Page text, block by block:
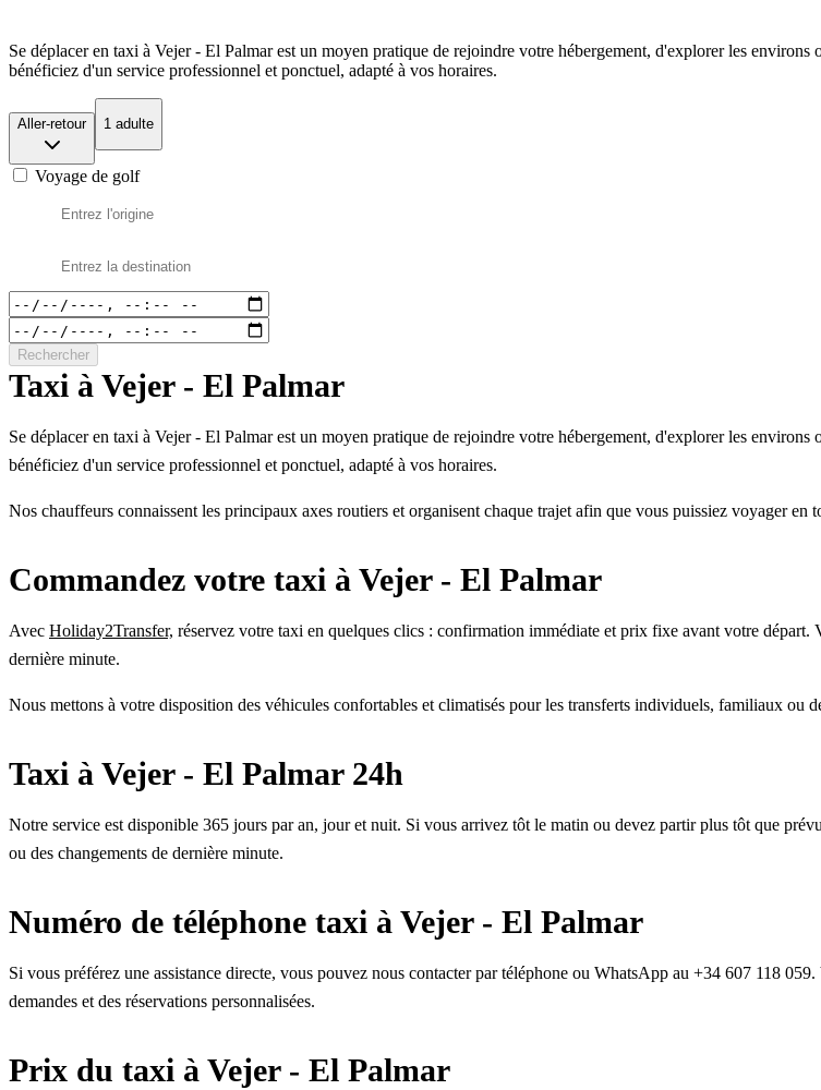
Se déplacer en taxi à Vejer - El Palmar est un moyen pratique de rejoindre votre hébergement, d'explorer les
bénéficiez d'un service professionnel et ponctuel, adapté à vos horaires.
Aller-retour 1 adulte
Voyage de golf
Rechercher
Taxi à Vejer - El Palmar
Se déplacer en taxi à Vejer - El Palmar est un moyen pratique de rejoindre votre hébergement, d'explorer les environs
bénéficiez d'un service professionnel et ponctuel, adapté à vos horaires.
Nos chauffeurs connaissent les principaux axes routiers et organisent chaque trajet afin que vous puissiez voyager en
Commandez votre taxi à Vejer - El Palmar
Avec Holiday2Transfer, réservez votre taxi en quelques clics : confirmation immédiate et prix fixe avant votre départ.
dernière minute.
Nous mettons à votre disposition des véhicules confortables et climatisés pour les transferts individuels, familiaux ou
Taxi à Vejer - El Palmar 24h
Notre service est disponible 365 jours par an, jour et nuit. Si vous arrivez tôt le matin ou devez partir plus tôt que
ou des changements de dernière minute.
Numéro de téléphone taxi à Vejer - El Palmar
Si vous préférez une assistance directe, vous pouvez nous contacter par téléphone ou WhatsApp au +34 607 118
demandes et des réservations personnalisées.
Prix du taxi à Vejer - El Palmar